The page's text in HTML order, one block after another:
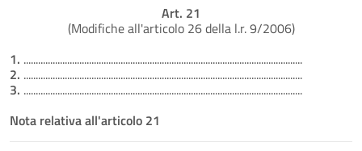
Art. 21
(Modifiche all'articolo 26 della l.r. 9/2006)
1. ...................................................................................................................
2. ...................................................................................................................
3. ...................................................................................................................
Nota relativa all'articolo 21